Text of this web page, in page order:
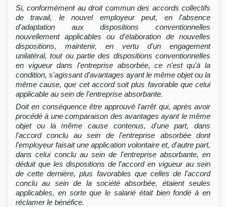
Si, conformément au droit commun des accords collectifs
de travail, le nouvel employeur peut, en l'absence
d'adaptation aux dispositions conventionnelles
nouvellement applicables ou d'élaboration de nouvelles
dispositions, maintenir, en vertu d'un engagement
unilatéral, tout ou partie des dispositions conventionnelles
en vigueur dans l'entreprise absorbée, ce n'est qu'à la
condition, s'agissant d'avantages ayant le même objet ou la
même cause, que cet accord soit plus favorable que celui
applicable au sein de l'entreprise absorbante.
Doit en conséquence être approuvé l'arrêt qui, après avoir
procédé à une comparaison des avantages ayant le même
objet ou la même cause contenus, d'une part, dans
l'accord conclu au sein de l'entreprise absorbée dont
l'employeur faisait une application volontaire et, d'autre part,
dans celui conclu au sein de l'entreprise absorbante, en
déduit que les dispositions de l'accord en vigueur au sein
de cette dernière, plus favorables que celles de l'accord
conclu au sein de la société absorbée, étaient seules
applicables, en sorte que le salarié était bien fondé à en
réclamer le bénéfice.